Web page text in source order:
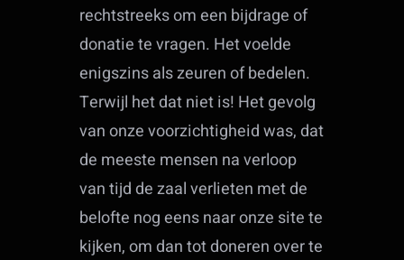
rechtstreeks om een bijdrage of
donatie te vragen. Het voelde
enigszins als zeuren of bedelen.
Terwijl het dat niet is! Het gevolg
van onze voorzichtigheid was, dat
de meeste mensen na verloop
van tijd de zaal verlieten met de
belofte nog eens naar onze site te
kijken, om dan tot doneren over te